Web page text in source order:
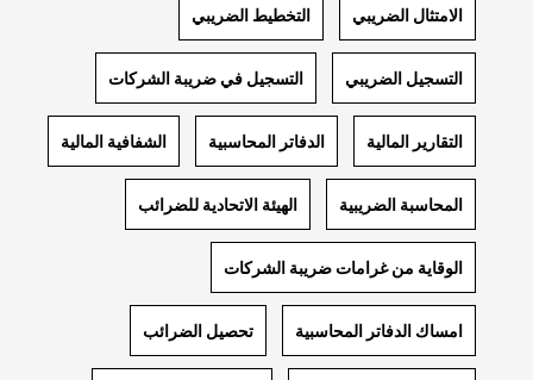
الامتثال الضريبي التخطيط الضريبي
التسجيل الضريبي التسجيل في ضريبة الشركات
التقارير المالية الدفاتر المحاسبية الشفافية المالية
المحاسبة الضريبية الهيئة الاتحادية للضرائب
الوقاية من غرامات ضريبة الشركات
امساك الدفاتر المحاسبية تحصيل الضرائب